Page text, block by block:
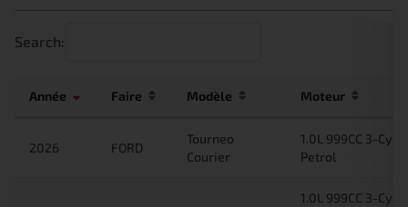
Search:
Année Faire Modèle Moteur
2026 FORD
Tourneo
Courier
1.0L 999CC 3-Cyl
Petrol
1.0L 999CC 3-Cyl